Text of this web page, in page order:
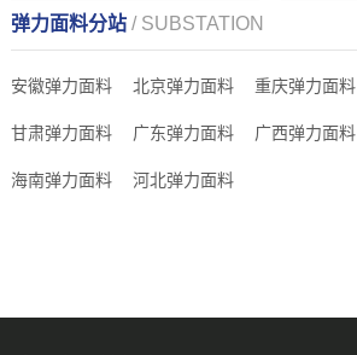
弹力面料分站 / SUBSTATION
安徽弹力面料 北京弹力面料 重庆弹力面料
甘肃弹力面料 广东弹力面料 广西弹力面料
海南弹力面料 河北弹力面料